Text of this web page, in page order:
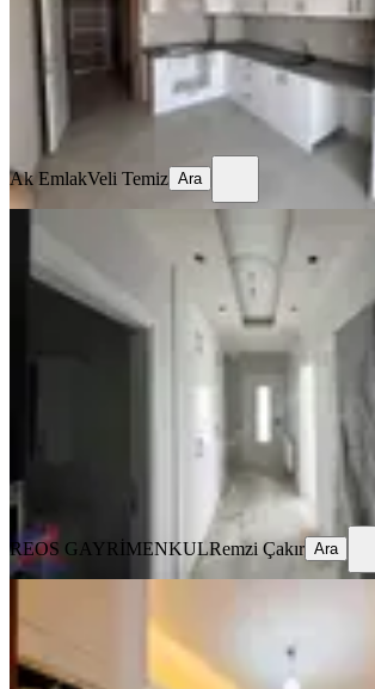
Veli Temiz
Ak EmlakVeli Temiz Ara
Reos
3+1 Daire
Dulkadiroğlu, Doğu Kent
130 m²·3. Kat
REOS GAYRİMENKUL Remzi Çakır
REOS GAYRİMENKULRemzi Çakır Ara
Dulkadiroğlu, Doğu Kent